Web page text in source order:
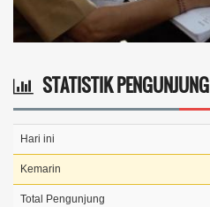
STATISTIK PENGUNJUNG
Hari ini
Kemarin
Total Pengunjung